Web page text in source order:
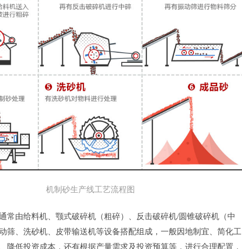
机制砂生产线工艺流程图
常由给料机、颚式破碎机（粗碎）、反击破碎机/圆锥破碎机（中
筛、洗砂机、皮带输送机等设备搭配组成，一般因地制宜、简化工
降低投资成本，还有根据产量需求及投资预算等，进行合理配置，